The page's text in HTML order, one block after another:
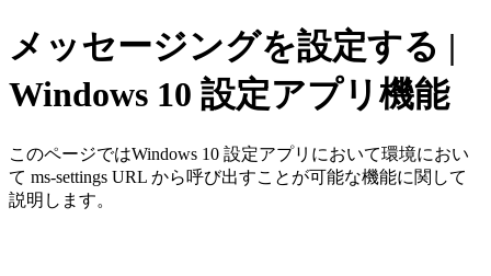
メッセージングを設定する |
Windows 10 設定アプリ機能
このページではWindows 10 設定アプリにおいて環境におい
て ms-settings URL から呼び出すことが可能な機能に関して
説明します。